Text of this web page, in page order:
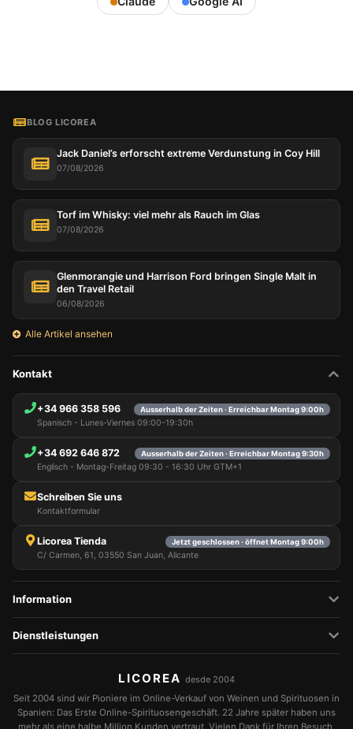
BLOG LICOREA
Jack Daniel’s erforscht extreme Verdunstung in Coy Hill
07/08/2026
Torf im Whisky: viel mehr als Rauch im Glas
07/08/2026
Glenmorangie und Harrison Ford bringen Single Malt in
den Travel Retail
06/08/2026
Alle Artikel ansehen
Kontakt
+34 966 358 596 Ausserhalb der Zeiten · Erreichbar Montag 9:00h
Spanisch - Lunes-Viernes 09:00-19:30h
+34 692 646 872 Ausserhalb der Zeiten · Erreichbar Montag 9:30h
Englisch - Montag-Freitag 09:30 - 16:30 Uhr GTM+1
Schreiben Sie uns
Kontaktformular
Licorea Tienda Jetzt geschlossen · öffnet Montag 9:00h
C/ Carmen, 61, 03550 San Juan, Alicante
Information
Dienstleistungen
LICOREA desde 2004
Seit 2004 sind wir Pioniere im Online-Verkauf von Weinen und Spirituosen in
Spanien: Das Erste Online-Spirituosengeschäft. 22 Jahre später haben uns
mehr als eine halbe Million Kunden vertraut. Vielen Dank für Ihren Besuch.